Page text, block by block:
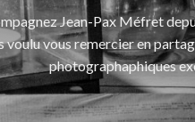
Jean-Pax Méfret
voulu vous remercier en
photographaphiques